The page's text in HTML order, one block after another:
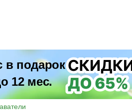
в подарок
12 мес.
8 800 500-30-45